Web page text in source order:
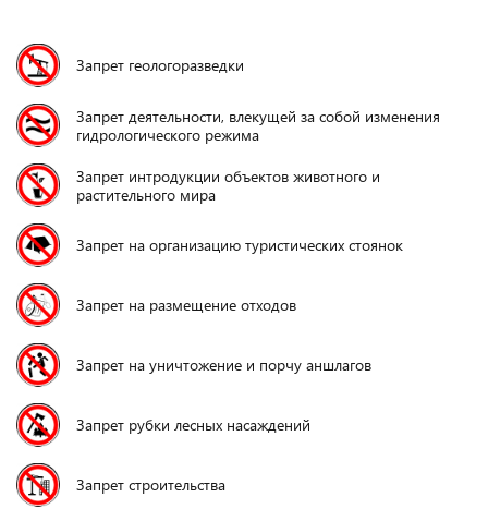
Запрет геологоразведки
Запрет деятельности, влекущей за собой изменения
гидрологического режима
Запрет интродукции объектов животного и
растительного мира
Запрет на организацию туристических стоянок
Запрет на размещение отходов
Запрет на уничтожение и порчу аншлагов
Запрет рубки лесных насаждений
Запрет строительства